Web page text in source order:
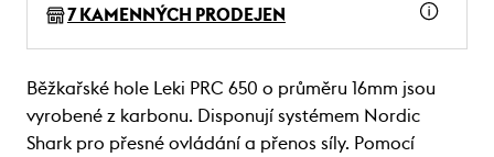
7 KAMENNÝCH PRODEJEN
Běžkařské hole Leki PRC 650 o průměru 16mm jsou
vyrobené z karbonu. Disponují systémem Nordic
Shark pro přesné ovládání a přenos síly. Pomocí